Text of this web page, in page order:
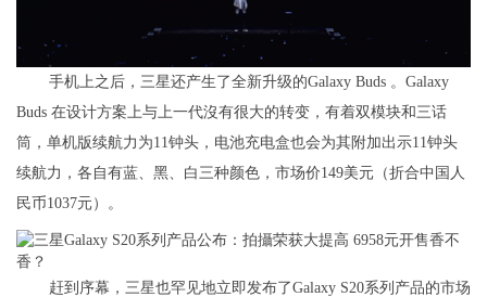
手机上之后，三星还产生了全新升级的Galaxy Buds 。Galaxy
Buds 在设计方案上与上一代沒有很大的转变，有着双模块和三话
筒，单机版续航力为11钟头，电池充电盒也会为其附加出示11钟头
续航力，各自有蓝、黑、白三种颜色，市场价149美元（折合中国人
民币1037元）。
赶到序幕，三星也罕见地立即发布了Galaxy S20系列产品的市场